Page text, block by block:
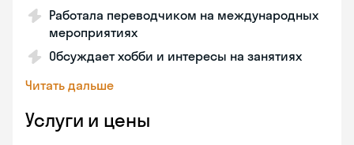
Работала переводчиком на международных
мероприятиях
Обсуждает хобби и интересы на занятиях
Читать дальше
Услуги и цены